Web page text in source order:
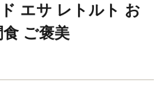
エサ レトルト お
ご褒美